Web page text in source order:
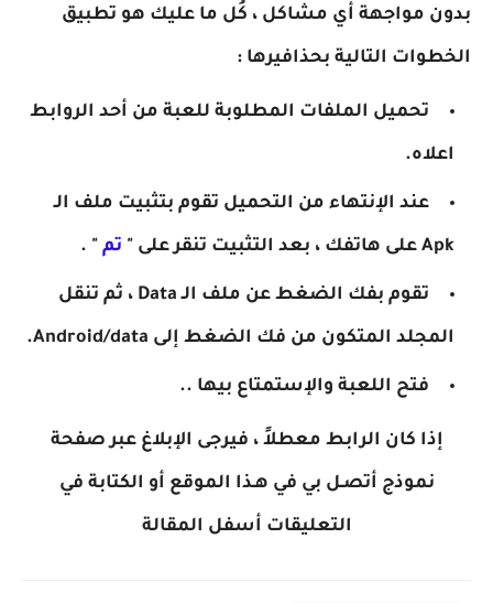
بدون مواجهة أي مشاكل ، كُل ما عليك هو تطبيق
الخطوات التالية بحذافيرها :
تحميل الملفات المطلوبة للعبة من أحد الروابط
اعلاه.
عند الإنتهاء من التحميل تقوم بتثبيت ملف الـ
Apk على هاتفك ، بعد التثبيت تنقر على " تم " .
تقوم بفك الضغط عن ملف الـ Data ، ثم تنقل
المجلد المتكون من فك الضغط إلى Android/data.
فتح اللعبة والإستمتاع بيها ..
إذا كان الرابط معطلاً ، فيرجى الإبلاغ عبر صفحة
نموذج أتصـل بي في هـذا الموقع أو الكتابة في
التعليقات أسفل المقالة